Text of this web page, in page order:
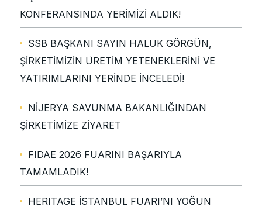
KONFERANSINDA YERİMİZİ ALDIK!
SSB BAŞKANI SAYIN HALUK GÖRGÜN,
ŞİRKETİMİZİN ÜRETİM YETENEKLERİNİ VE
YATIRIMLARINI YERİNDE İNCELEDİ!
NİJERYA SAVUNMA BAKANLIĞINDAN
ŞİRKETİMİZE ZİYARET
FIDAE 2026 FUARINI BAŞARIYLA
TAMAMLADIK!
HERITAGE İSTANBUL FUARI’NI YOĞUN